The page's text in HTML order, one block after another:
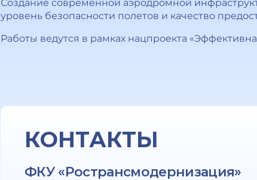
Создание современной аэродромной
уровень безопасности полетов и качество
Работы ведутся в рамках нацпроекта
КОНТАКТЫ
ФКУ «Ространсмодернизация»